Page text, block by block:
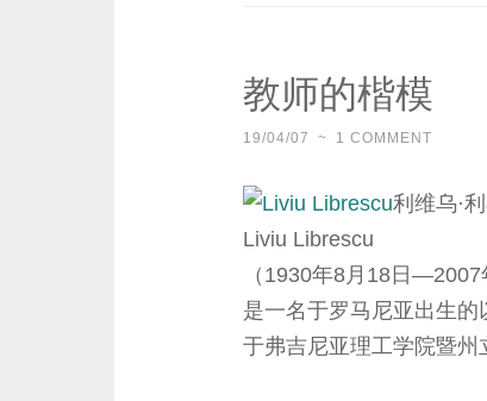
教师的楷模
19/04/07 ~ 1 COMMENT
利维乌·
Liviu Librescu
（1930年8月18日—2007
是一名于罗马尼亚出生的
于弗吉尼亚理工学院暨州